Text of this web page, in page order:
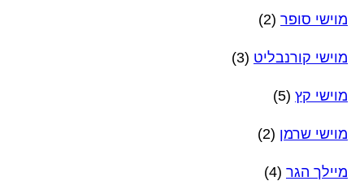
מוישי סופר (2)
מוישי קורנבליט (3)
מוישי קץ (5)
מוישי שרמן (2)
מיילך הגר (4)